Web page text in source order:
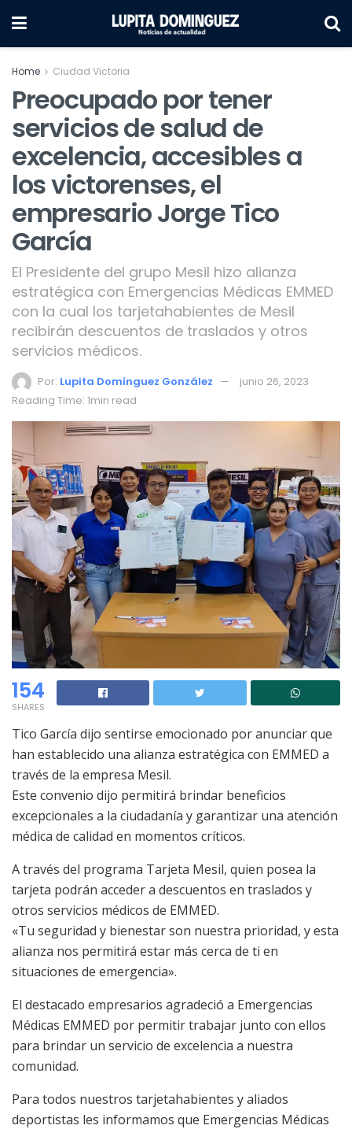
Home Ciudad Victoria
Preocupado por tener
servicios de salud de
excelencia, accesibles a
los victorenses, el
empresario Jorge Tico
García
El Presidente del grupo Mesil hizo alianza
estratégica con Emergencias Médicas EMMED
con la cual los tarjetahabientes de Mesil
recibirán descuentos de traslados y otros
servicios médicos.
Por: Lupita Domínguez González
junio 26, 2023
Reading Time: 1min read
154
SHARES
Tico García dijo sentirse emocionado por anunciar que
han establecido una alianza estratégica con EMMED a
través de la empresa Mesil.
Este convenio dijo permitirá brindar beneficios
excepcionales a la ciudadanía y garantizar una atención
médica de calidad en momentos críticos.
A través del programa Tarjeta Mesil, quien posea la
tarjeta podrán acceder a descuentos en traslados y
otros servicios médicos de EMMED.
«Tu seguridad y bienestar son nuestra prioridad, y esta
alianza nos permitirá estar más cerca de ti en
situaciones de emergencia».
El destacado empresarios agradeció a Emergencias
Médicas EMMED por permitir trabajar junto con ellos
para brindar un servicio de excelencia a nuestra
comunidad.
Para todos nuestros tarjetahabientes y aliados
deportistas les informamos que Emergencias Médicas